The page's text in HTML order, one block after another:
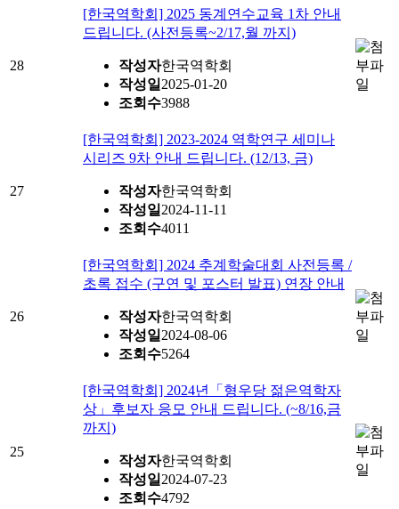
28
[한국역학회] 2025 동계연수교육 1차 안내
드립니다. (사전등록~2/17,월 까지)
작성자한국역학회
작성일 2025-01-20
조회수3988
27
[한국역학회] 2023-2024 역학연구 세미나
시리즈 9차 안내 드립니다. (12/13, 금)
작성자한국역학회
작성일 2024-11-11
조회수4011
26
[한국역학회] 2024 추계학술대회 사전등록 /
초록 접수 (구연 및 포스터 발표) 연장 안내
작성자한국역학회
작성일 2024-08-06
조회수5264
25
[한국역학회] 2024년「형우당 젊은역학자
상」후보자 응모 안내 드립니다. (~8/16,금
까지)
작성자한국역학회
작성일 2024-07-23
조회수4792